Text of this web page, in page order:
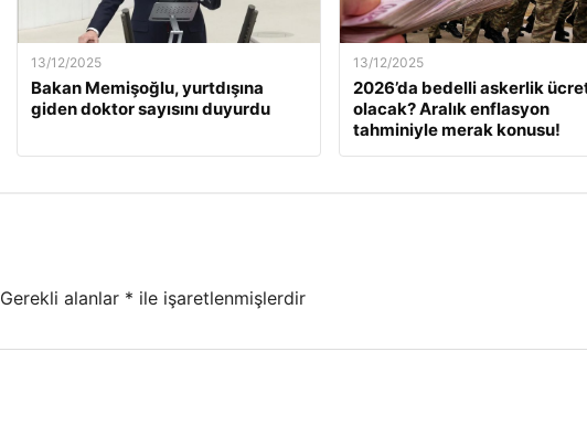
13/12/2025
Bakan Memişoğlu, yurtdışına
giden doktor sayısını duyurdu
13/12/2025
2026’da bedelli askerlik
olacak? Aralık enflasyon
tahminiyle merak konusu!
Gerekli alanlar * ile işaretlenmişlerdir